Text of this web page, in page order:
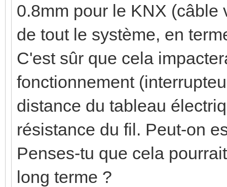
0.8mm pour le KNX (câble
de tout le système, en
C'est sûr que cela
fonctionnement
distance du tableau
résistance du fil. Peut-on
Penses-tu que cela
long terme ?